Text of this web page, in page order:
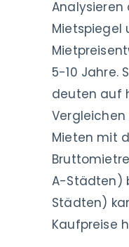
Analysieren
Mietspiegel
5-10 Jahre.
deuten auf
Mieten mit
A-Städten)
Städten)
Kaufpreise